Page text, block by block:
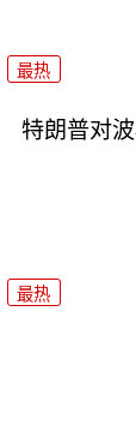
最热
特朗普对
最热